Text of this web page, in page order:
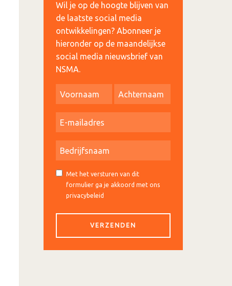
Wil je op de hoogte blijven van
de laatste social media
ontwikkelingen? Abonneer je
hieronder op de maandelijkse
social media nieuwsbrief van
NSMA.
Met het versturen van dit
formulier ga je akkoord met ons
privacybeleid